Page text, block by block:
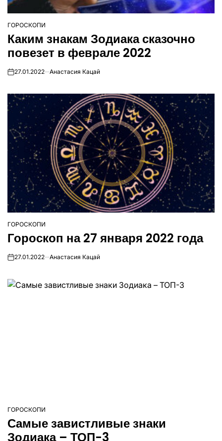
ОПУБЛІКУВАТИ
У
ГОРОСКОПИ
Каким знакам Зодиака сказочно
повезет в феврале 2022
on27.01.2022 Анастасия Кацай
ОПУБЛІКУВАТИ
У
ГОРОСКОПИ
Гороскоп на 27 января 2022 года
on27.01.2022 Анастасия Кацай
ОПУБЛІКУВАТИ
У
ГОРОСКОПИ
Самые завистливые знаки
Зодиака – ТОП-3